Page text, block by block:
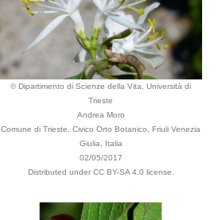
© Dipartimento di Scienze della Vita, Università di
Trieste
Andrea Moro
Comune di Trieste, Civico Orto Botanico, Friuli Venezia
Giulia, Italia
02/05/2017
Distributed under CC BY-SA 4.0 license.